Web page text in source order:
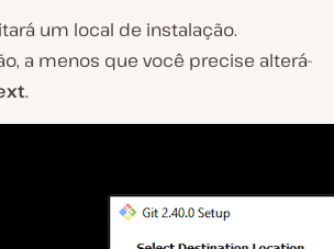
um local de instalação.
a menos que você precise alterá-
.